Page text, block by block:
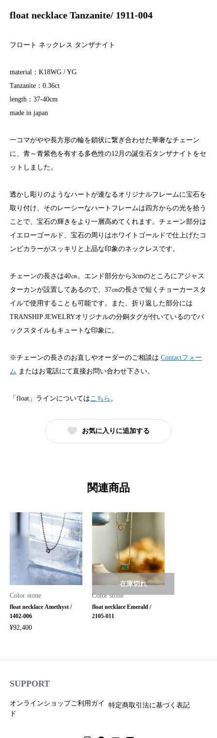
float necklace Tanzanite/ 1911-004
フロート ネックレス タンザナイト
material：K18WG / YG
Tanzanite：0.36ct
length：37-40cm
made in japan
一コマがやや長方形の輪を鎖状に繋ぎ合わせた華奢なチェーン
に、青～青紫色を有する多色性の12月の誕生石タンザナイトをセ
ットしました。
透かし彫りのようなハートが連なるオリジナルフレームに宝石を
取り付け、そのレーシーなハートフレームは四方からの光を拾う
ことで、宝石の輝きをより一層高めてくれます。チェーン部分は
イエローゴールド、宝石の周りはホワイトゴールドで仕上げたコ
ンビカラーがスッキリと上品な印象のネックレスです。
チェーンの長さは40㎝。エンド部分から3cmのところにアジャス
ターカンが設置してあるので、37㎝の長さで短くチョーカースタ
イルで使用することも可能です。また、折り返した部分には
TRANSHIP JEWELRYオリジナルの分銅タグが付いているのでバ
ックスタイルもキュートな印象に。
※チェーンの長さのお直しやオーダーのご相談は Contactフォー
ム またはお電話にて直接お問い合わせ下さい。
「float」ラインについては こちら 。
お気に入りに追加する
関連商品
Color stone
float necklace Amethyst /
1402-006
¥92,400
Color stone
float necklace Emerald /
2105-011
在庫切れ
SUPPORT
オンラインショップご利用ガイ
ド
特定商取引法に基づく表記